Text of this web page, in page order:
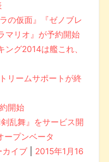
の仮面』『ゼノブレ
マリオ』が予約開始
ング2014は艦これ、
リームサポートが終
開始
乱舞』をサービス開
ープンベータ
カイブ
2015年1月16